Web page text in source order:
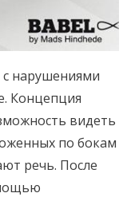
нарушениями
Концепция
видеть
по бокам
речь. После